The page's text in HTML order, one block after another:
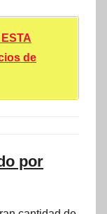
de
por